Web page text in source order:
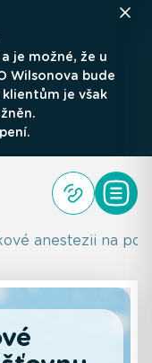
je možné, že u
Wilsonova bude
je však
anestezii na